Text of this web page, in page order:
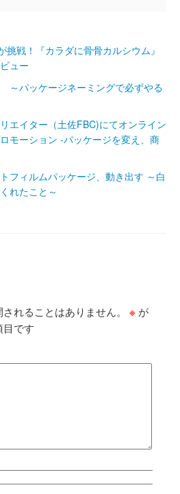
戦！『カラダに骨骨カルシウム』
ュー
～パッケージネーミングで必ずやる
エイター（土佐FBC)にてオンライン
モーション ‐パッケージを変え、商
フィルムパッケージ、動き出す ～白
れたこと～
れることはありません。 ※ が
です